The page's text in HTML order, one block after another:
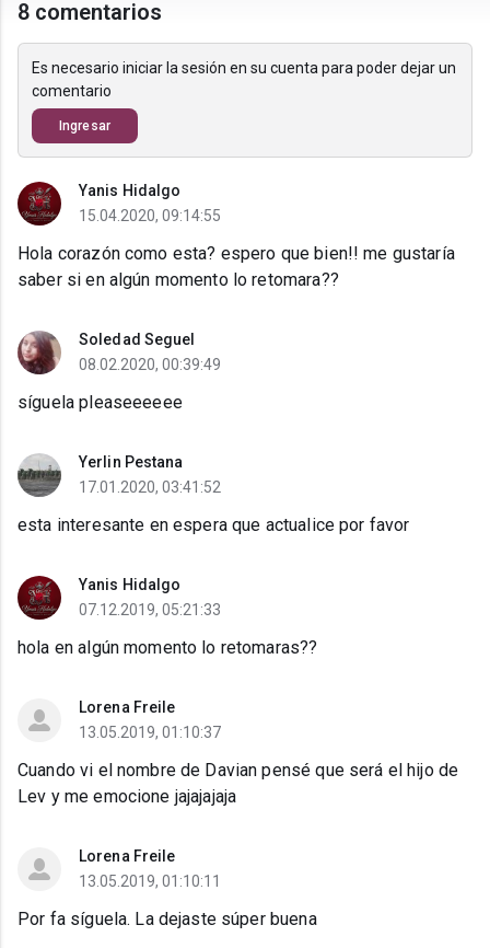
8 comentarios
Es necesario iniciar la sesión en su cuenta para poder dejar un
comentario
Ingresar
Yanis Hidalgo
15.04.2020, 09:14:55
Hola corazón como esta? espero que bien!! me gustaría
saber si en algún momento lo retomara??
Soledad Seguel
08.02.2020, 00:39:49
síguela pleaseeeeee
Yerlin Pestana
17.01.2020, 03:41:52
esta interesante en espera que actualice por favor
Yanis Hidalgo
07.12.2019, 05:21:33
hola en algún momento lo retomaras??
Lorena Freile
13.05.2019, 01:10:37
Cuando vi el nombre de Davian pensé que será el hijo de
Lev y me emocione jajajajaja
Lorena Freile
13.05.2019, 01:10:11
Por fa síguela. La dejaste súper buena